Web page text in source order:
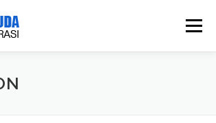
Menu
BUKU